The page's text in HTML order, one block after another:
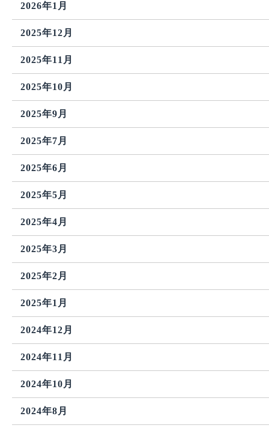
2026年1月
2025年12月
2025年11月
2025年10月
2025年9月
2025年7月
2025年6月
2025年5月
2025年4月
2025年3月
2025年2月
2025年1月
2024年12月
2024年11月
2024年10月
2024年8月